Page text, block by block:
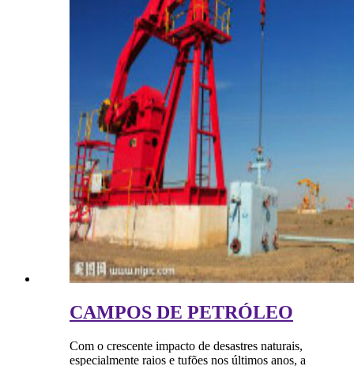
CAMPOS DE PETRÓLEO
Com o crescente impacto de desastres naturais,
especialmente raios e tufões nos últimos anos, a